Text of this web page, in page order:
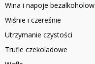
Wina i napoje
Wiśnie i czereśnie
Utrzymanie czystości
Trufle czekoladowe